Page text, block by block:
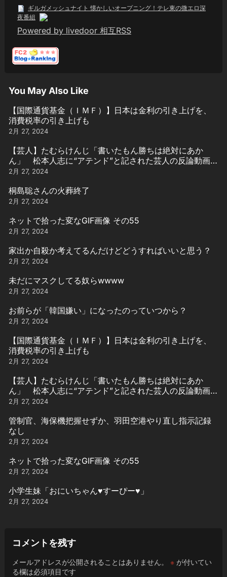
ギルガメッシュナイト 懐かしいオープニング！テレ東の微エロ深
夜番組
Powered by livedoor 相互RSS
You May Also Like
【国際通貨基金（ＩＭＦ）】日本は金利の引き上げを、
消費税率の引き上げも
2月 27, 2024
【芸人】たむらけんじ「書いたもん勝ちは絶対にあか
ん」 松本人志に“アテンド”と記された芸人の反論動画引
用
2月 27, 2024
桐島聡さんの火葬終了
2月 27, 2024
ネットで拾った変なGIF画像 その55
2月 27, 2024
家出か自殺か考えてるんだけどどうすればいいと思う？
2月 27, 2024
未だにマスクしてる奴らwwww
2月 27, 2024
お前らが「韓国嫌い」になったのっていつから？
2月 27, 2024
【国際通貨基金（ＩＭＦ）】日本は金利の引き上げを、
消費税率の引き上げも
2月 27, 2024
【芸人】たむらけんじ「書いたもん勝ちは絶対にあか
ん」 松本人志に“アテンド”と記された芸人の反論動画引
用
2月 27, 2024
管制官、海保機把握せずか、羽田空港やり直し指示記録
なし
2月 27, 2024
ネットで拾った変なGIF画像 その55
2月 27, 2024
小学生妹「おにいちゃん♥️すーぴー♥️」
2月 27, 2024
コメントを残す
メールアドレスが公開されることはありません。 ※が付いてい
る欄は必須項目です